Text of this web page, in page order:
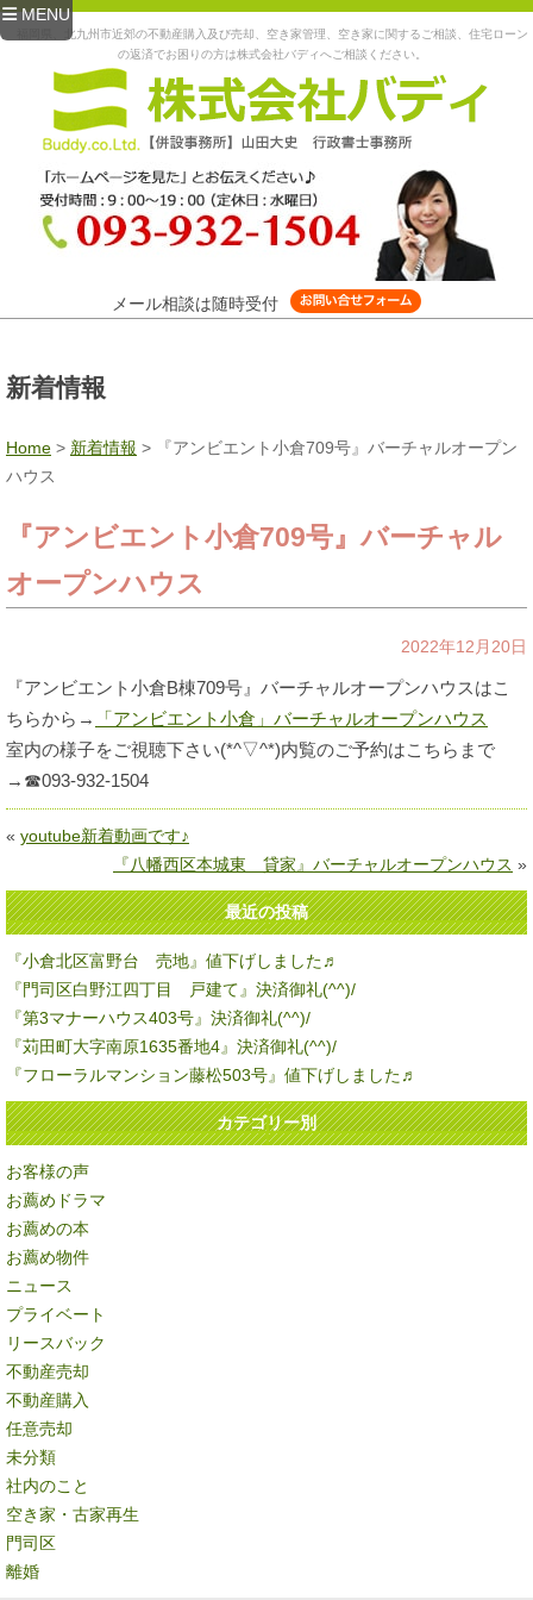
MENU
福岡県、北九州市近郊の不動産購入及び売却、空き家管理、空き家に関するご相談、住宅ローン
の返済でお困りの方は株式会社バディへご相談ください。
メール相談は随時受付
新着情報
Home > 新着情報 >
『アンビエント小倉709号』バーチャルオープン
ハウス
『アンビエント小倉709号』バーチャル
オープンハウス
2022年12月20日
『アンビエント小倉B棟709号』バーチャルオープンハウスはこ
ちらから→
「アンビエント小倉」バーチャルオープンハウス
室内の様子をご視聴下さい(*^▽^*)内覧のご予約はこちらまで
→☎093-932-1504
« youtube新着動画です♪
『八幡西区本城東 貸家』バーチャルオープンハウス »
最近の投稿
『小倉北区富野台 売地』値下げしました♬
『門司区白野江四丁目 戸建て』決済御礼(^^)/
『第3マナーハウス403号』決済御礼(^^)/
『苅田町大字南原1635番地4』決済御礼(^^)/
『フローラルマンション藤松503号』値下げしました♬
カテゴリー別
お客様の声
お薦めドラマ
お薦めの本
お薦め物件
ニュース
プライベート
リースバック
不動産売却
不動産購入
任意売却
未分類
社内のこと
空き家・古家再生
門司区
離婚